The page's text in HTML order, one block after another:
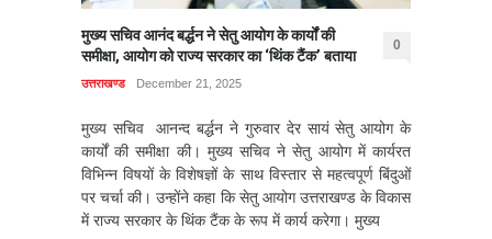
मुख्य सचिव आनंद बर्द्धन ने सेतु आयोग के कार्यों की
समीक्षा, आयोग को राज्य सरकार का ‘थिंक टैंक’ बताया
0
उत्तराखण्ड December 21, 2025
मुख्य सचिव आनन्द बर्द्धन ने गुरुवार देर सायं सेतु आयोग के
कार्यों की समीक्षा की। मुख्य सचिव ने सेतु आयोग में कार्यरत
विभिन्न विषयों के विशेषज्ञों के साथ विस्तार से महत्वपूर्ण बिंदुओं
पर चर्चा की। उन्होंने कहा कि सेतु आयोग उत्तराखण्ड के विकास
में राज्य सरकार के थिंक टैंक के रूप में कार्य करेगा। मुख्य